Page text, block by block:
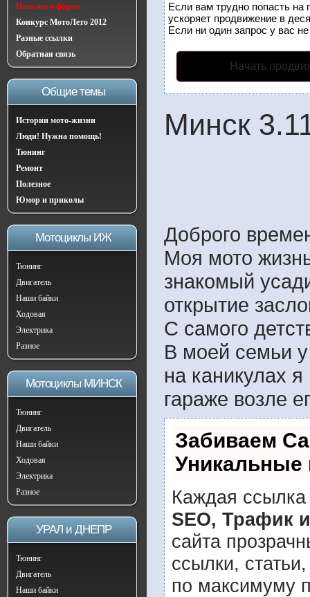
Наш мото-форум
Конкурс МотоЛето 2012
Разные ссылки
Обратная связь
Общие темы
Истории мото-жизни
Люди! Нужна помощь!
Тюнинг
Ремонт
Полезное
Юмор и приколы
Мотоциклы ИЖ
Тюнинг
Двигатель
Наши байки
Ходовая
Электрика
Разное
Мотоциклы МИНСК
Тюнинг
Двигатель
Наши байки
Ходовая
Электрика
Разное
УРАЛ и ДНЕПР
Тюнинг
Двигатель
Наши байки
Если вам трудно попасть на
ускоряет продвижение в
Если ни один запрос у вас
Начать
Минск
Доброго
Моя мото
знакомый
открытие
С самого
В моей семьи
на каникулах
гараже возле
Забиваем
Уникальные
Каждая ссылка
SEO, Трафик
сайта
ссылки,
по максимуму